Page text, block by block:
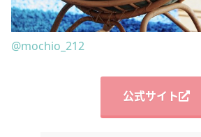
@mochio_212
公式サイト